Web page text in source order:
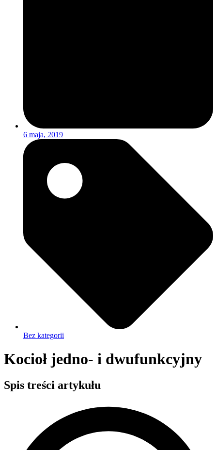
6 maja, 2019
Bez kategorii
Kocioł jedno- i dwufunkcyjny
Spis treści artykułu